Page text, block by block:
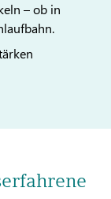
– ob in